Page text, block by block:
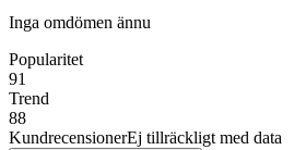
Inga omdömen ännu
Popularitet
91
Trend
88
KundrecensionerEj tillräckligt med data